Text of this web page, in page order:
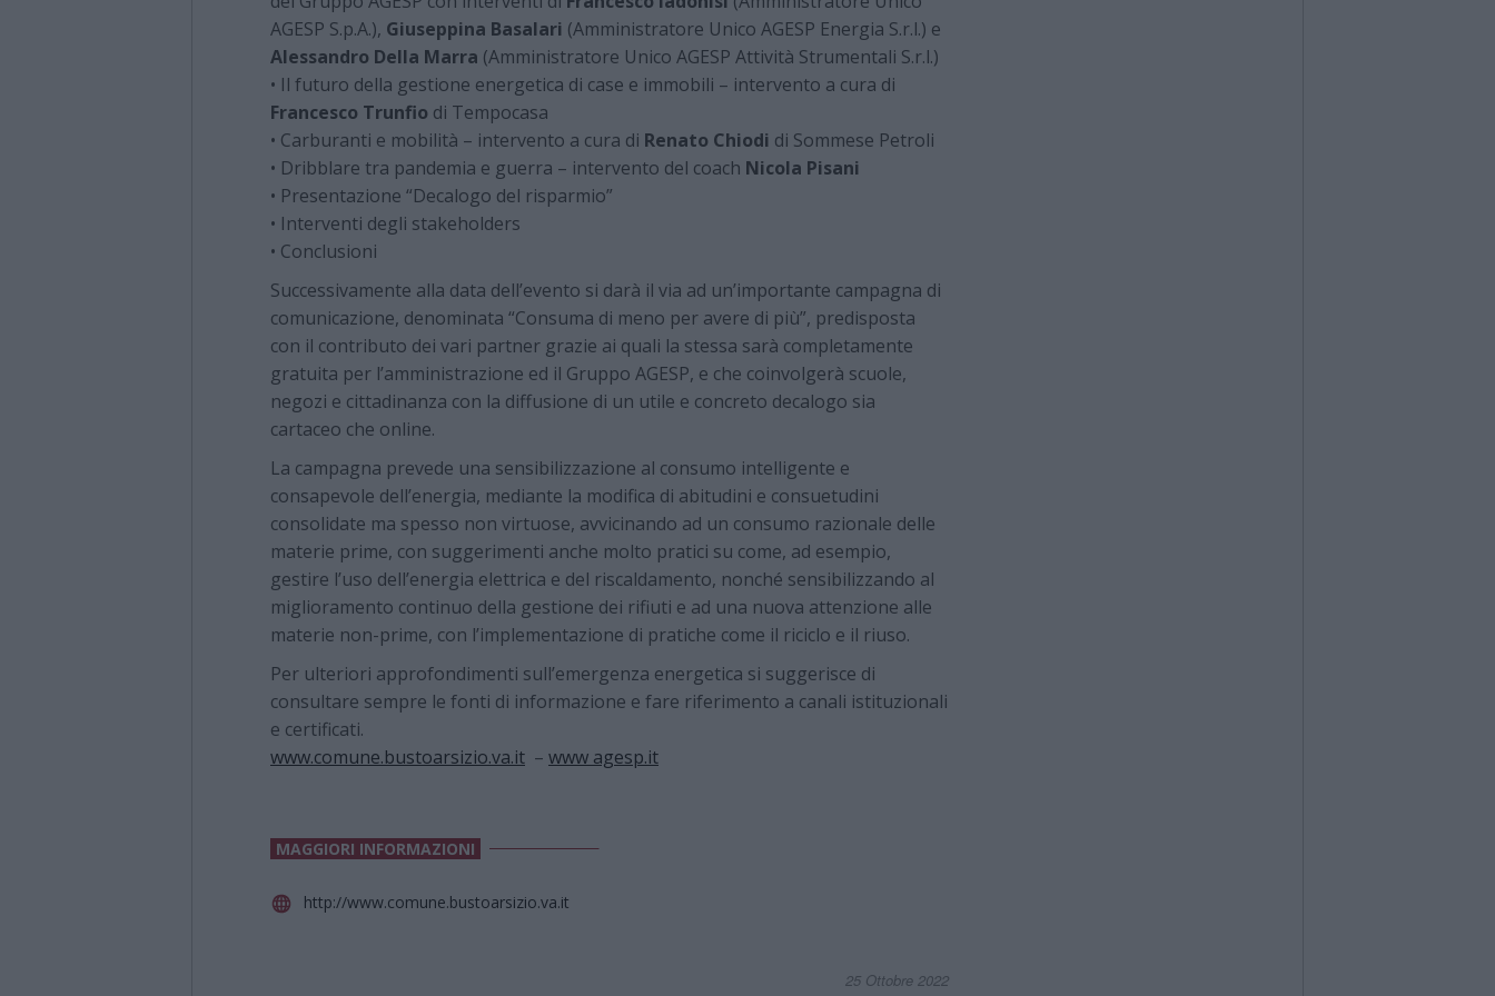
AGESP S.p.A.), Giuseppina Basalari (Amministratore Unico AGESP Energia S.r.l.) e
Alessandro Della Marra (Amministratore Unico AGESP Attività Strumentali S.r.l.)
• Il futuro della gestione energetica di case e immobili – intervento a cura di
Francesco Trunfio di Tempocasa
• Carburanti e mobilità – intervento a cura di Renato Chiodi di Sommese Petroli
• Dribblare tra pandemia e guerra – intervento del coach Nicola Pisani
• Presentazione “Decalogo del risparmio”
• Interventi degli stakeholders
• Conclusioni
Successivamente alla data dell’evento si darà il via ad un’importante campagna di
comunicazione, denominata “Consuma di meno per avere di più”, predisposta
con il contributo dei vari partner grazie ai quali la stessa sarà completamente
gratuita per l’amministrazione ed il Gruppo AGESP, e che coinvolgerà scuole,
negozi e cittadinanza con la diffusione di un utile e concreto decalogo sia
cartaceo che online.
La campagna prevede una sensibilizzazione al consumo intelligente e
consapevole dell’energia, mediante la modifica di abitudini e consuetudini
consolidate ma spesso non virtuose, avvicinando ad un consumo razionale delle
materie prime, con suggerimenti anche molto pratici su come, ad esempio,
gestire l’uso dell’energia elettrica e del riscaldamento, nonché sensibilizzando al
miglioramento continuo della gestione dei rifiuti e ad una nuova attenzione alle
materie non-prime, con l’implementazione di pratiche come il riciclo e il riuso.
Per ulteriori approfondimenti sull’emergenza energetica si suggerisce di
consultare sempre le fonti di informazione e fare riferimento a canali istituzionali
e certificati.
www.comune.bustoarsizio.va.it – www agesp.it
MAGGIORI INFORMAZIONI
http://www.comune.bustoarsizio.va.it
25 Ottobre 2022